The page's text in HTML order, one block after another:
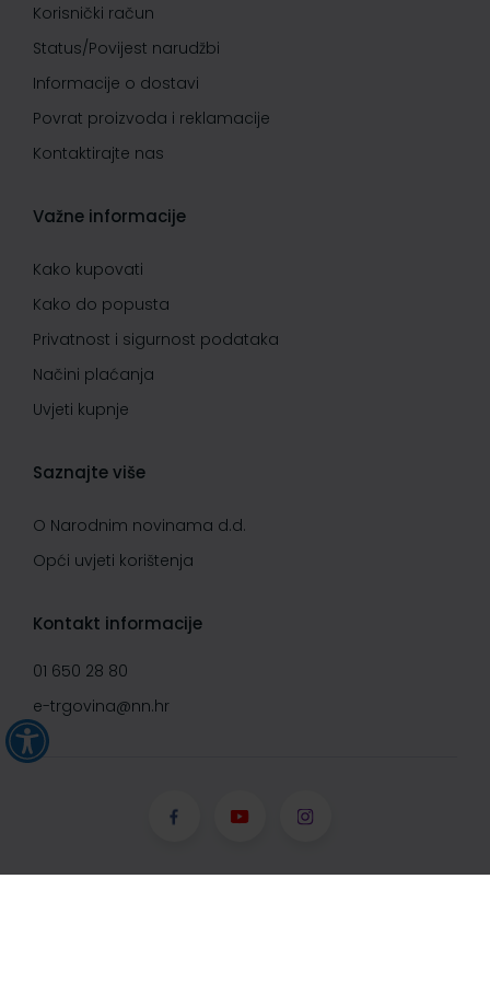
Korisnički račun
Status/Povijest narudžbi
Informacije o dostavi
Povrat proizvoda i reklamacije
Kontaktirajte nas
Važne informacije
Kako kupovati
Kako do popusta
Privatnost i sigurnost podataka
Načini plaćanja
Uvjeti kupnje
Saznajte više
O Narodnim novinama d.d.
Opći uvjeti korištenja
Kontakt informacije
01 650 28 80
e-trgovina@nn.hr